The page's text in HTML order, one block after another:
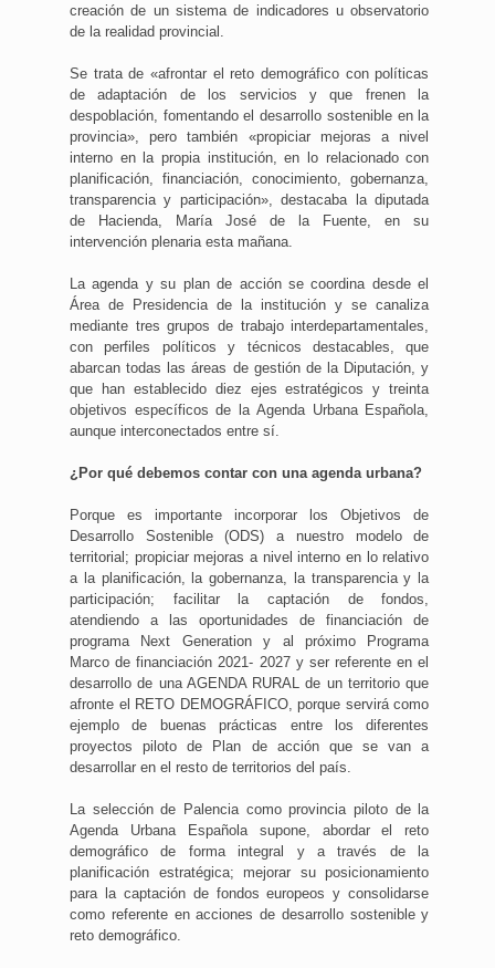
creación de un sistema de indicadores u observatorio
de la realidad provincial.
Se trata de «afrontar el reto demográfico con políticas
de adaptación de los servicios y que frenen la
despoblación, fomentando el desarrollo sostenible en la
provincia», pero también «propiciar mejoras a nivel
interno en la propia institución, en lo relacionado con
planificación, financiación, conocimiento, gobernanza,
transparencia y participación», destacaba la diputada
de Hacienda, María José de la Fuente, en su
intervención plenaria esta mañana.
La agenda y su plan de acción se coordina desde el
Área de Presidencia de la institución y se canaliza
mediante tres grupos de trabajo interdepartamentales,
con perfiles políticos y técnicos destacables, que
abarcan todas las áreas de gestión de la Diputación, y
que han establecido diez ejes estratégicos y treinta
objetivos específicos de la Agenda Urbana Española,
aunque interconectados entre sí.
¿Por qué debemos contar con una agenda urbana?
Porque es importante incorporar los Objetivos de
Desarrollo Sostenible (ODS) a nuestro modelo de
territorial; propiciar mejoras a nivel interno en lo relativo
a la planificación, la gobernanza, la transparencia y la
participación; facilitar la captación de fondos,
atendiendo a las oportunidades de financiación de
programa Next Generation y al próximo Programa
Marco de financiación 2021- 2027 y ser referente en el
desarrollo de una AGENDA RURAL de un territorio que
afronte el RETO DEMOGRÁFICO, porque servirá como
ejemplo de buenas prácticas entre los diferentes
proyectos piloto de Plan de acción que se van a
desarrollar en el resto de territorios del país.
La selección de Palencia como provincia piloto de la
Agenda Urbana Española supone, abordar el reto
demográfico de forma integral y a través de la
planificación estratégica; mejorar su posicionamiento
para la captación de fondos europeos y consolidarse
como referente en acciones de desarrollo sostenible y
reto demográfico.